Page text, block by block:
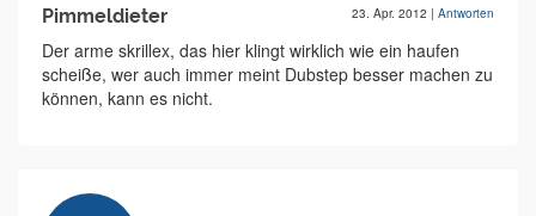
Pimmeldieter 23. Apr. 2012 | Antworten
Der arme skrillex, das hier klingt wirklich wie ein haufen
scheiße, wer auch immer meint Dubstep besser machen zu
können, kann es nicht.